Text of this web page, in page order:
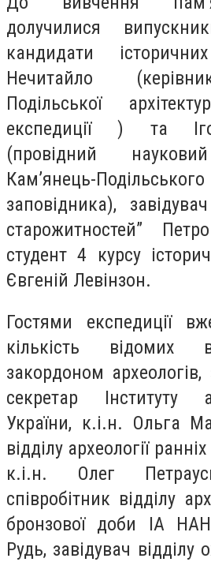
долучилися
кандидати
Нечитайло
Подільської
експедиції ) та
(провідний
Кам’янець-
заповідника),
старожитностей”
студент 4 курсу
Євгеній Левінзон.
Гостями експедиції
кількість
закордоном
секретар Інституту
України, к.і.н. Ольга
відділу археології
к.і.н. Олег
співробітник відділу
бронзової доби ІА
Рудь, завідувач відділу